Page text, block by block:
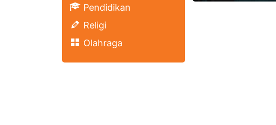
Pendidikan
Religi
Olahraga